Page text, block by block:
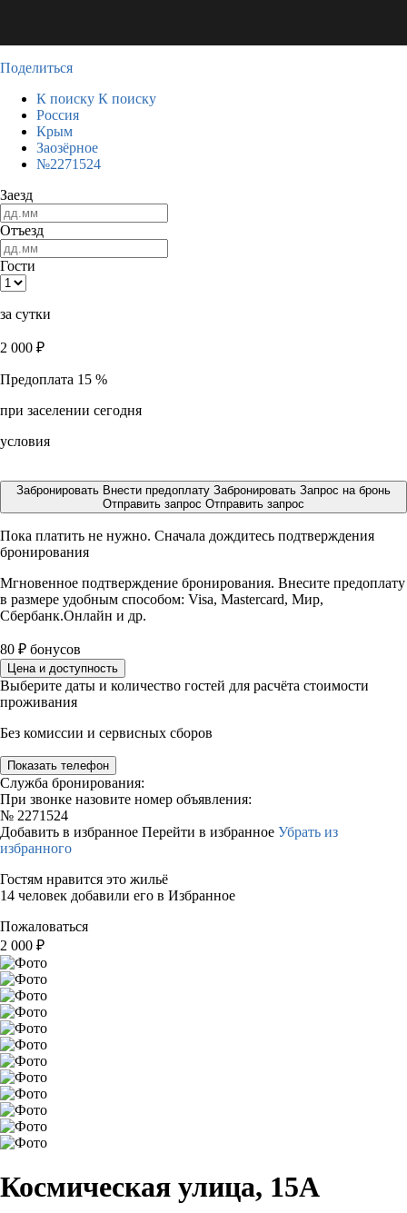
Поделиться
К поиску К поиску
Россия
Крым
Заозёрное
№2271524
Заезд
Отъезд
Гости
за сутки
2 000 ₽
Предоплата 15 %
при заселении сегодня
условия
Забронировать Внести предоплату Забронировать Запрос на бронь
Отправить запрос Отправить запрос
Пока платить не нужно. Сначала дождитесь подтверждения
бронирования
Мгновенное подтверждение бронирования. Внесите предоплату
в размере удобным способом: Visa, Mastercard, Мир,
Сбербанк.Онлайн и др.
80 ₽ бонусов
Цена и доступность
Выберите даты и количество гостей для расчёта стоимости
проживания
Без комиссии и сервисных сборов
Показать телефон
Служба бронирования:
При звонке назовите номер объявления:
№ 2271524
Добавить в избранное Перейти в избранное Убрать из
избранного
Гостям нравится это жильё
14 человек добавили его в Избранное
Пожаловаться
2 000 ₽
Космическая улица, 15А